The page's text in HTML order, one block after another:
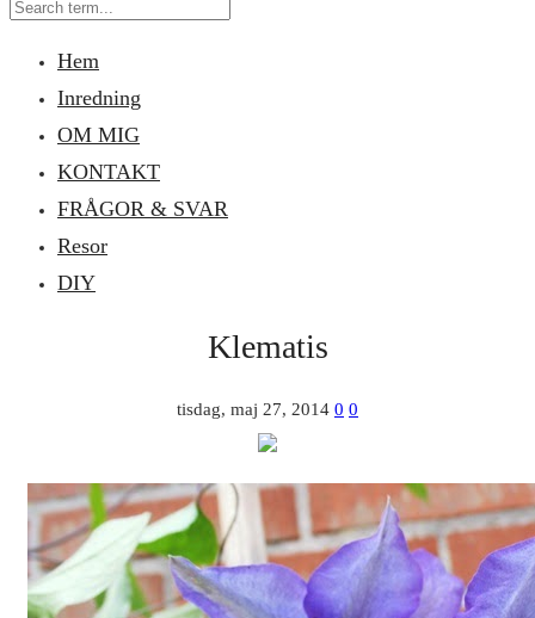
Hem
Inredning
OM MIG
KONTAKT
FRÅGOR & SVAR
Resor
DIY
Klematis
tisdag, maj 27, 2014 0 0